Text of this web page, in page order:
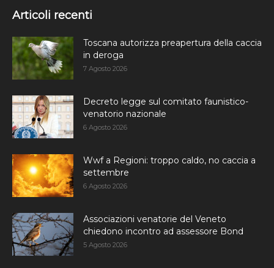
Articoli recenti
Toscana autorizza preapertura della caccia
in deroga
7 Agosto 2026
Decreto legge sul comitato faunistico-
venatorio nazionale
6 Agosto 2026
Wwf a Regioni: troppo caldo, no caccia a
settembre
6 Agosto 2026
Associazioni venatorie del Veneto
chiedono incontro ad assessore Bond
5 Agosto 2026